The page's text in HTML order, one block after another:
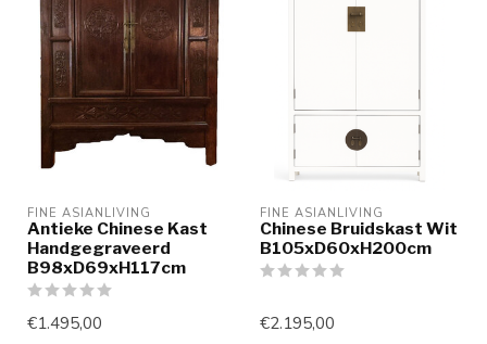
FINE ASIANLIVING
Antieke Chinese Kast
Handgegraveerd
B98xD69xH117cm
€1.495,00
FINE ASIANLIVING
Chinese Bruidskast Wit
B105xD60xH200cm
€2.195,00